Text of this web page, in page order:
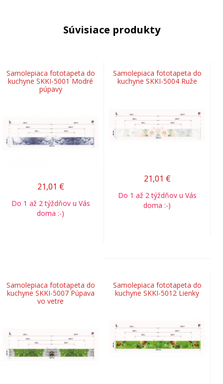
Súvisiace produkty
Samolepiaca fototapeta do
kuchyne SKKI-5001 Modré
púpavy
21,01 €
Do 1 až 2 týždňov u Vás
doma :-)
Samolepiaca fototapeta do
kuchyne SKKI-5004 Ruže
21,01 €
Do 1 až 2 týždňov u Vás
doma :-)
Samolepiaca fototapeta do
kuchyne SKKI-5007 Púpava
vo vetre
Samolepiaca fototapeta do
kuchyne SKKI-5012 Lienky